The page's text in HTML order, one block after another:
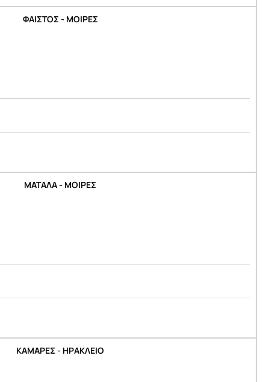
ΦΑΙΣΤΟΣ - ΜΟΙΡΕΣ
ΜΑΤΑΛΑ - ΜΟΙΡΕΣ
ΚΑΜΑΡΕΣ - ΗΡΑΚΛΕΙΟ